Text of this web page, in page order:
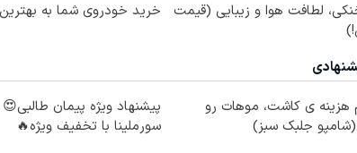
لطافت هوا و زیبایی (قیمت
خرید خودروی شما به
هزینه ی کاشت، موهات رو
جلبک سبز)
پیشنهاد ویژه پیمان
سورملینا با تخفیف ویژه🔥